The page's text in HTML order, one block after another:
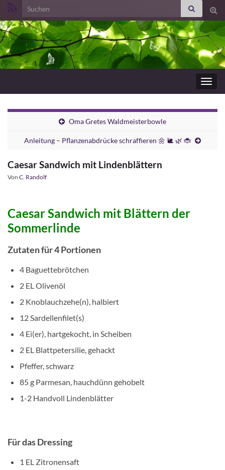
Search for:
Oma Gretes Waldmeisterbowle
Anleitung – Pflanzenabdrücke schraffieren 🌼 🐌 🌿 🐞
Caesar Sandwich mit Lindenblättern
Von C. Randolf
Caesar Sandwich mit Blättern der
Sommerlinde
Zutaten für 4 Portionen
4 Baguettebrötchen
2 EL Olivenöl
2 Knoblauchzehe(n), halbiert
12 Sardellenfilet(s)
4 Ei(er), hartgekocht, in Scheiben
2 EL Blattpetersilie, gehackt
Pfeffer, schwarz
85 g Parmesan, hauchdünn gehobelt
1-2 Handvoll Lindenblätter
Für das Dressing
1 EL Zitronensaft